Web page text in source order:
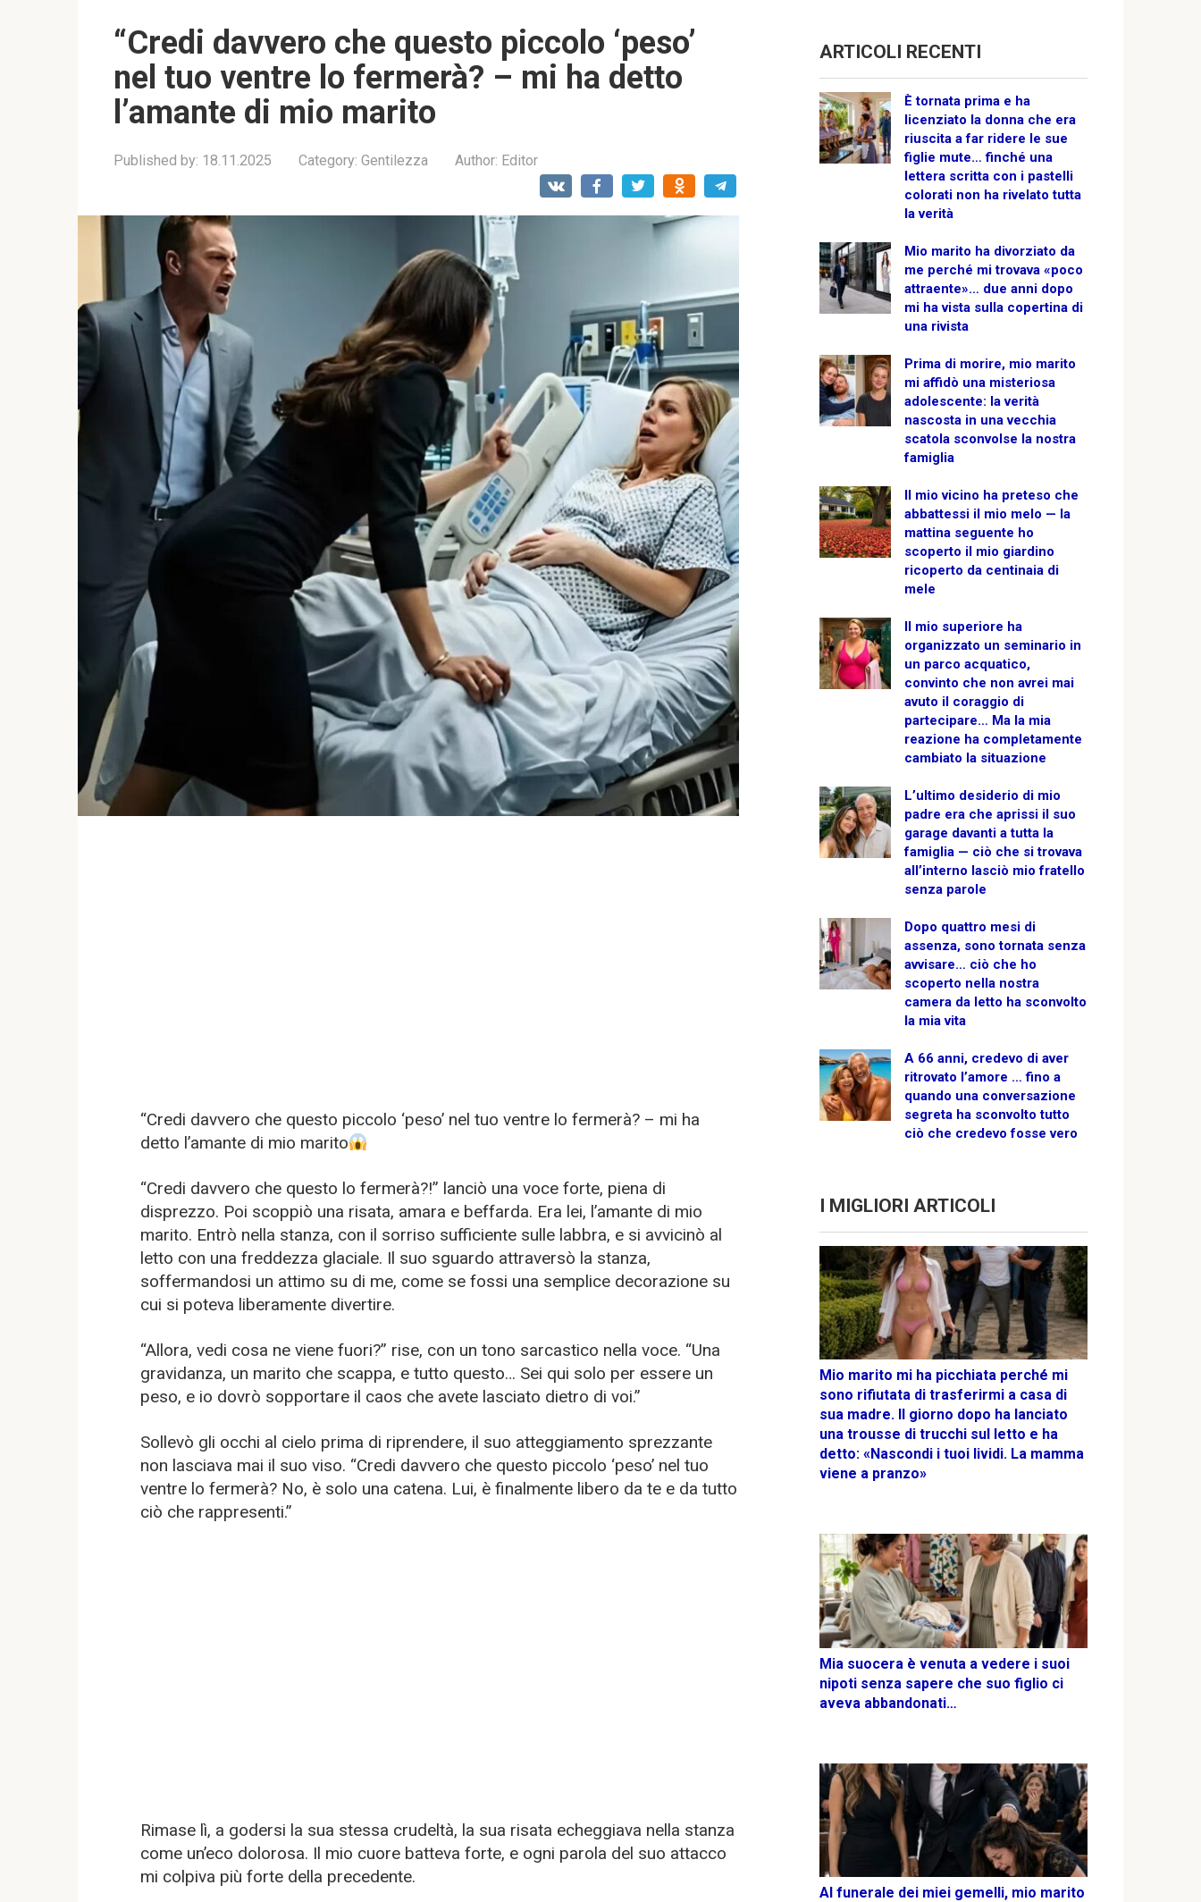
“Credi davvero che questo piccolo ‘peso’
nel tuo ventre lo fermerà? – mi ha detto
l’amante di mio marito
Published by: 18.11.2025 Category: Gentilezza Author: Editor
“Credi davvero che questo piccolo ‘peso’ nel tuo ventre lo fermerà? – mi ha
detto l’amante di mio marito
“Credi davvero che questo lo fermerà?!” lanciò una voce forte, piena di
disprezzo. Poi scoppiò una risata, amara e beffarda. Era lei, l’amante di mio
marito. Entrò nella stanza, con il sorriso sufficiente sulle labbra, e si avvicinò al
letto con una freddezza glaciale. Il suo sguardo attraversò la stanza,
soffermandosi un attimo su di me, come se fossi una semplice decorazione su
cui si poteva liberamente divertire.
“Allora, vedi cosa ne viene fuori?” rise, con un tono sarcastico nella voce. “Una
gravidanza, un marito che scappa, e tutto questo… Sei qui solo per essere un
peso, e io dovrò sopportare il caos che avete lasciato dietro di voi.”
Sollevò gli occhi al cielo prima di riprendere, il suo atteggiamento sprezzante
non lasciava mai il suo viso. “Credi davvero che questo piccolo ‘peso’ nel tuo
ventre lo fermerà? No, è solo una catena. Lui, è finalmente libero da te e da tutto
ciò che rappresenti.”
Rimase lì, a godersi la sua stessa crudeltà, la sua risata echeggiava nella stanza
come un’eco dolorosa. Il mio cuore batteva forte, e ogni parola del suo attacco
mi colpiva più forte della precedente.
ARTICOLI RECENTI
È tornata prima e ha
licenziato la donna che era
riuscita a far ridere le sue
figlie mute… finché una
lettera scritta con i pastelli
colorati non ha rivelato tutta
la verità
Mio marito ha divorziato da
me perché mi trovava «poco
attraente»… due anni dopo
mi ha vista sulla copertina di
una rivista
Prima di morire, mio marito
mi affidò una misteriosa
adolescente: la verità
nascosta in una vecchia
scatola sconvolse la nostra
famiglia
Il mio vicino ha preteso che
abbattessi il mio melo — la
mattina seguente ho
scoperto il mio giardino
ricoperto da centinaia di
mele
Il mio superiore ha
organizzato un seminario in
un parco acquatico,
convinto che non avrei mai
avuto il coraggio di
partecipare… Ma la mia
reazione ha completamente
cambiato la situazione
L’ultimo desiderio di mio
padre era che aprissi il suo
garage davanti a tutta la
famiglia — ciò che si trovava
all’interno lasciò mio fratello
senza parole
Dopo quattro mesi di
assenza, sono tornata senza
avvisare… ciò che ho
scoperto nella nostra
camera da letto ha sconvolto
la mia vita
A 66 anni, credevo di aver
ritrovato l’amore … fino a
quando una conversazione
segreta ha sconvolto tutto
ciò che credevo fosse vero
I MIGLIORI ARTICOLI
Mio marito mi ha picchiata perché mi
sono rifiutata di trasferirmi a casa di
sua madre. Il giorno dopo ha lanciato
una trousse di trucchi sul letto e ha
detto: «Nascondi i tuoi lividi. La mamma
viene a pranzo»
Mia suocera è venuta a vedere i suoi
nipoti senza sapere che suo figlio ci
aveva abbandonati…
Al funerale dei miei gemelli, mio marito